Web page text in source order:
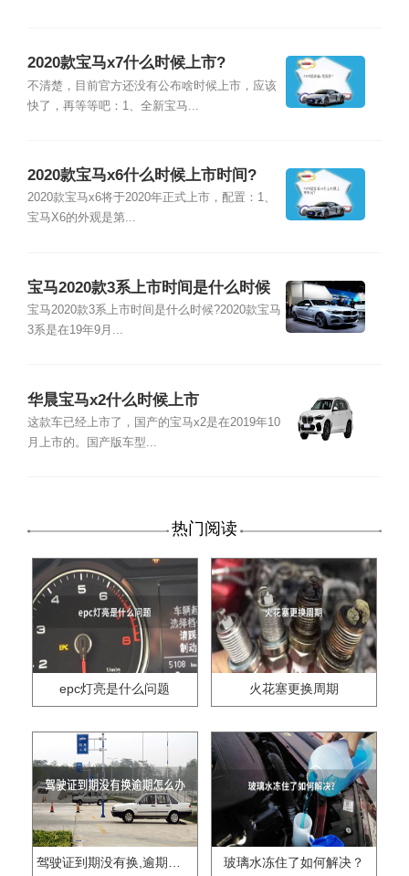
2020款宝马x7什么时候上市?
不清楚，目前官方还没有公布啥时候上市，应该
快了，再等等吧：1、全新宝马...
2020款宝马x6什么时候上市时间?
2020款宝马x6将于2020年正式上市，配置：1、
宝马X6的外观是第...
宝马2020款3系上市时间是什么时候
宝马2020款3系上市时间是什么时候?2020款宝马
3系是在19年9月...
华晨宝马x2什么时候上市
这款车已经上市了，国产的宝马x2是在2019年10
月上市的。国产版车型...
热门阅读
epc灯亮是什么问题 火花塞更换周期
驾驶证到期没有换,逾期怎么办?? 玻璃水冻住了如何解决？